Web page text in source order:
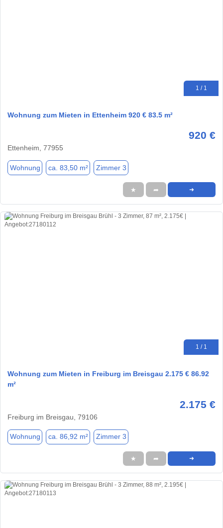
1 / 1
Wohnung zum Mieten in Ettenheim 920 € 83.5 m²
920 €
Ettenheim, 77955
Wohnung ca. 83,50 m² Zimmer 3
★ ➦ ➜
1 / 1
Wohnung zum Mieten in Freiburg im Breisgau 2.175 € 86.92
m²
2.175 €
Freiburg im Breisgau, 79106
Wohnung ca. 86,92 m² Zimmer 3
★ ➦ ➜